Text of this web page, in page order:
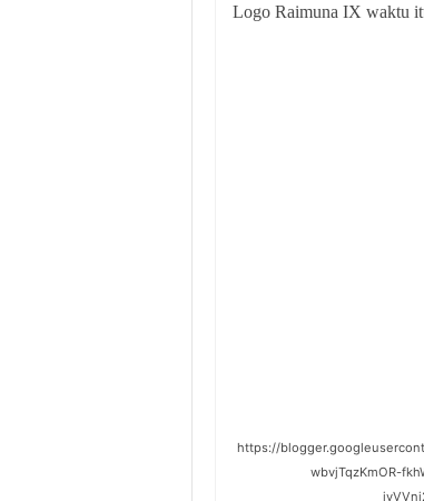
Logo Raimuna IX waktu
https://
wbvjTqzKmOR-